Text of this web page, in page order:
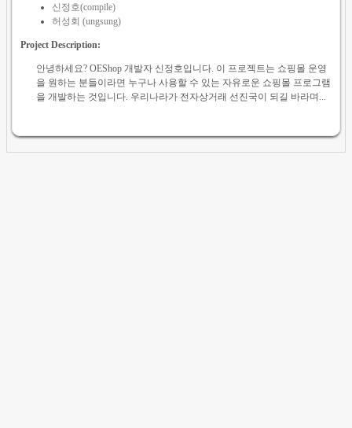
신정호(compile)
허성회 (ungsung)
Project Description:
안녕하세요? OEShop 개발자 신정호입니다. 이 프로젝트는 쇼핑몰 운영
을 원하는 분들이라면 누구나 사용할 수 있는 자유로운 쇼핑몰 프로그램
을 개발하는 것입니다. 우리나라가 전자상거래 선진국이 되길 바라며...